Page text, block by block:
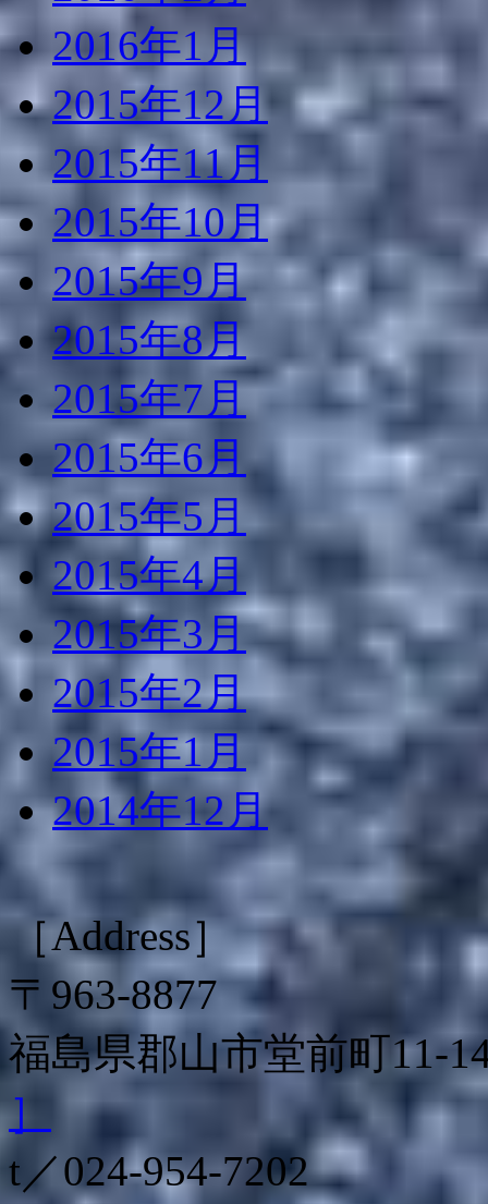
2016年1月
2015年12月
2015年11月
2015年10月
2015年9月
2015年8月
2015年7月
2015年6月
2015年5月
2015年4月
2015年3月
2015年2月
2015年1月
2014年12月
［Address］
〒963-8877
福島県郡山市堂前町
］
t／024-954-7202